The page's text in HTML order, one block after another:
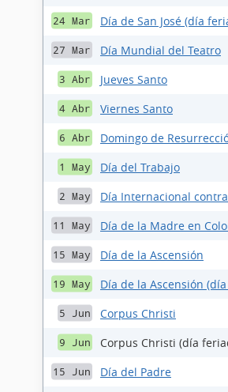
24 Mar Día de San José (día
27 Mar Día Mundial del Teatro
3 Abr Jueves Santo
4 Abr Viernes Santo
6 Abr Domingo de
1 May Día del Trabajo
2 May Día Internacional
11 May Día de la Madre en
15 May Día de la Ascensión
19 May Día de la Ascensión
5 Jun Corpus Christi
9 Jun Corpus Christi (día
15 Jun Día del Padre